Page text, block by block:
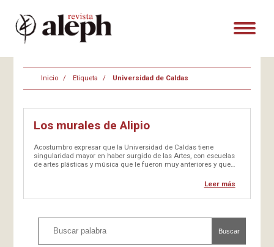
Inicio Etiqueta Universidad de Caldas
Los murales de Alipio
Acostumbro expresar que la Universidad de Caldas tiene
singularidad mayor en haber surgido de las Artes, con escuelas
de artes plásticas y música que le fueron muy anteriores y que
Leer más
Buscar